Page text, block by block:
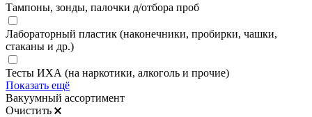
Тампоны, зонды, палочки д/отбора проб
Лабораторный пластик (наконечники, пробирки, чашки,
стаканы и др.)
Тесты ИХА (на наркотики, алкоголь и прочие)
Показать ещё
Вакуумный ассортимент
Очистить